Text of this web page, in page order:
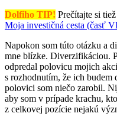
Dolfiho TIP! Prečítajte si
Moja investičná cesta (časť
Napokon som túto otázku a
mne blízke. Diverzifikáciou.
odpredal polovicu mojich
s rozhodnutím, že ich
polovici som niečo zarobil.
aby som v prípade krachu,
z celkovej pozície nejakú